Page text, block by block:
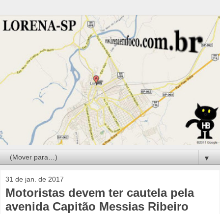
▼
31 de jan. de 2017
Motoristas devem ter cautela pela
avenida Capitão Messias Ribeiro